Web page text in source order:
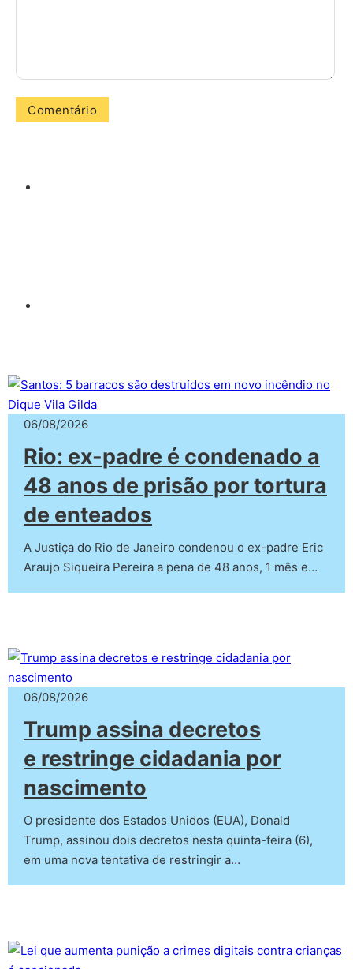
06/08/2026
Rio: ex-padre é condenado a
48 anos de prisão por tortura
de enteados
A Justiça do Rio de Janeiro condenou o ex-padre Eric
Araujo Siqueira Pereira a pena de 48 anos, 1 mês e…
06/08/2026
Trump assina decretos
e restringe cidadania por
nascimento
O presidente dos Estados Unidos (EUA), Donald
Trump, assinou dois decretos nesta quinta-feira (6),
em uma nova tentativa de restringir a…